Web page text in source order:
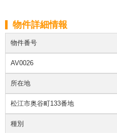
物件詳細情報
物件番号
AV0026
所在地
松江市奥谷町133番地
種別